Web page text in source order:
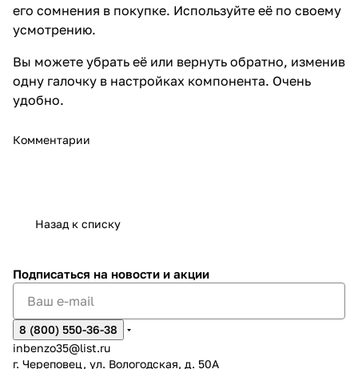
его сомнения в покупке. Используйте её по своему
усмотрению.
Вы можете убрать её или вернуть обратно, изменив
одну галочку в настройках компонента. Очень
удобно.
Комментарии
Назад к списку
Подписаться на новости и акции
8 (800) 550-36-38
inbenzo35@list.ru
г. Череповец, ул. Вологодская, д. 50А